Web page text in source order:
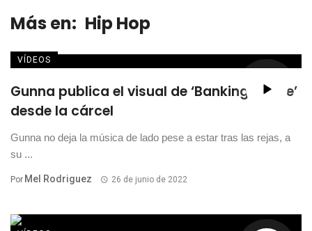
Más en: Hip Hop
VÍDEOS
Gunna publica el visual de ‘Banking On Me’
desde la cárcel
Gunna no deja la música de lado pese a estar tras las rejas, a
su ...
Por Mel Rodriguez 26 de junio de 2022